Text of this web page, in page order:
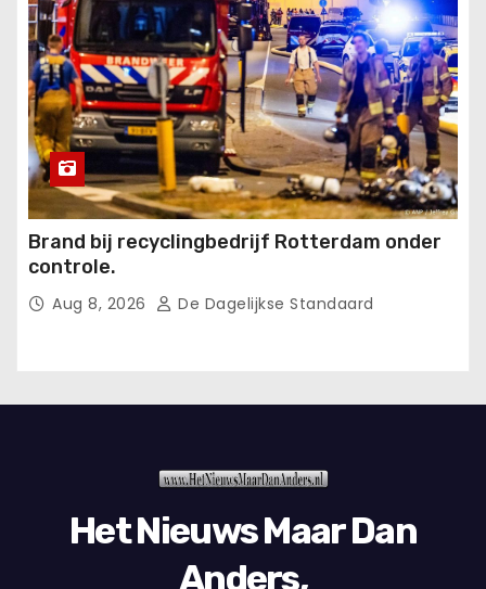
Brand bij recyclingbedrijf Rotterdam onder
controle.
Aug 8, 2026 De Dagelijkse Standaard
Het Nieuws Maar Dan
Anders,